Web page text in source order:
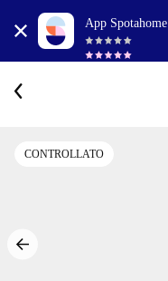
App Spotahome
CONTROLLATO